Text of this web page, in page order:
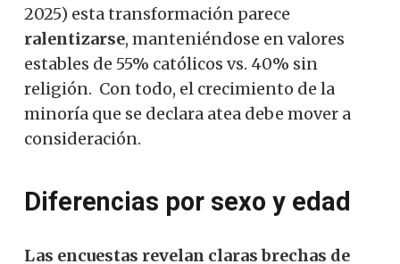
2025) esta transformación parece
ralentizarse, manteniéndose en valores
estables de 55% católicos vs. 40% sin
religión. Con todo, el crecimiento de la
minoría que se declara atea debe mover a
consideración.
Diferencias por sexo y edad
Las encuestas revelan claras brechas de